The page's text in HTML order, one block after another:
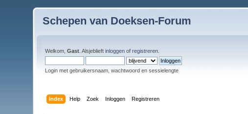
Schepen van Doeksen-Forum
Welkom,Gast . Alsjeblieftinloggen ofregistreren
Login met gebruikersnaam, wachtwoord en sessielengte
Index Help Zoek Inloggen Registreren